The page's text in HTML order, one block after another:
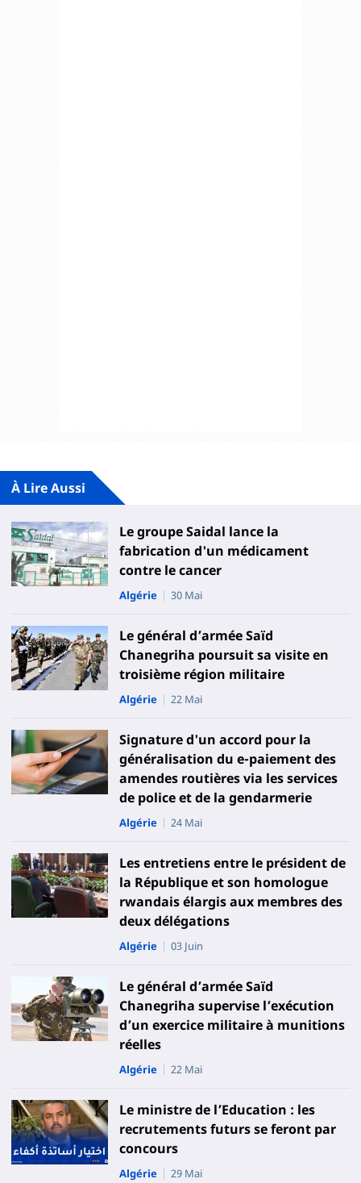
À Lire Aussi
Le groupe Saidal lance la
fabrication d'un médicament
contre le cancer
Algérie 30 Mai
Le général d’armée Saïd
Chanegriha poursuit sa visite en
troisième région militaire
Algérie 22 Mai
Signature d'un accord pour la
généralisation du e-paiement des
amendes routières via les services
de police et de la gendarmerie
Algérie 24 Mai
Les entretiens entre le président de
la République et son homologue
rwandais élargis aux membres des
deux délégations
Algérie 03 Juin
Le général d’armée Saïd
Chanegriha supervise l’exécution
d’un exercice militaire à munitions
réelles
Algérie 22 Mai
Le ministre de l’Education : les
recrutements futurs se feront par
concours
Algérie 29 Mai